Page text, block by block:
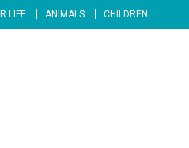
LIFE ANIMALS CHILDREN